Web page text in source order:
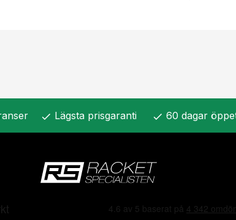
check Lägsta prisgaranti check 60 dagar